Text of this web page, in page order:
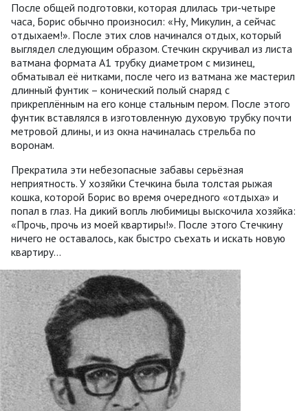
После общей подготовки, которая длилась три-четыре
часа, Борис обычно произносил: «Ну, Микулин, а сейчас
отдыхаем!». После этих слов начинался отдых, который
выглядел следующим образом. Стечкин скручивал из листа
ватмана формата А1 трубку диаметром с мизинец,
обматывал её нитками, после чего из ватмана же мастерил
длинный фунтик – конический полый снаряд с
прикреплённым на его конце стальным пером. После этого
фунтик вставлялся в изготовленную духовую трубку почти
метровой длины, и из окна начиналась стрельба по
воронам.
Прекратила эти небезопасные забавы серьёзная
неприятность. У хозяйки Стечкина была толстая рыжая
кошка, которой Борис во время очередного «отдыха» и
попал в глаз. На дикий вопль любимицы выскочила хозяйка:
«Прочь, прочь из моей квартиры!». После этого Стечкину
ничего не оставалось, как быстро съехать и искать новую
квартиру...